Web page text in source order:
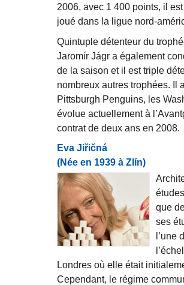
2006, avec 1 400 points, il
joué dans la ligue nord-
Quintuple détenteur du
Jaromír Jágr a également
de la saison et il est triple
nombreux autres trophées. Il
Pittsburgh Penguins, les
évolue actuellement à
contrat de deux ans en 2008.
Eva Jiřičná
(Née en 1939 à Zlín)
que
ses
l’une
Londres où elle était
Cependant, le régime